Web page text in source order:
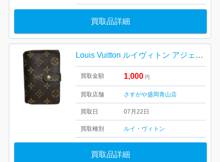
買取品詳細
Louis Vuitton ルイヴィトン アジェンダPM
買取金額 1,000 円
買取店舗 さすがや盛岡青山店
買取日 07月22日
買取種別 ルイ・ヴィトン
買取品詳細